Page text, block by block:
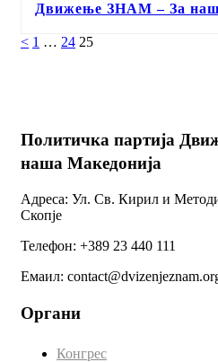
Движење ЗНАМ – За
Навигација
< Страна
1 … Страна
24 Страна
25
Политичка партија
наша Македонија
Адреса: Ул. Св. Кирил и
Скопје
Телефон: +389 23 440 111
Емаил:
Органи
Конгрес